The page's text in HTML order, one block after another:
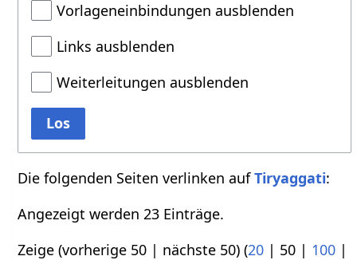
Vorlageneinbindungen ausblenden
Links ausblenden
Weiterleitungen ausblenden
Los
Die folgenden Seiten verlinken aufTiryaggati:
Angezeigt werden 23 Einträge.
Zeige (vorherige 50 | nächste 50) (20 | 50 | 100 |